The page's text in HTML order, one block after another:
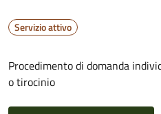
Servizio attivo
Procedimento di domanda
o tirocinio